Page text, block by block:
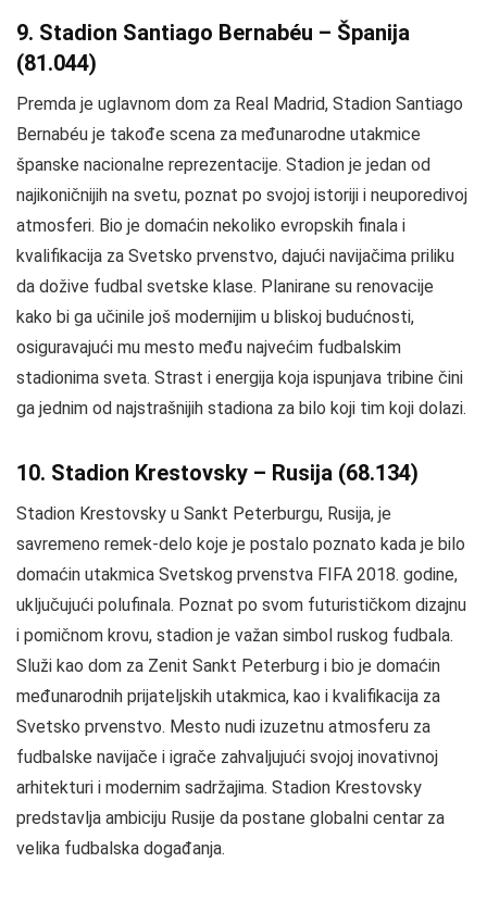
9. Stadion Santiago Bernabéu – Španija
(81.044)
Premda je uglavnom dom za Real Madrid, Stadion Santiago
Bernabéu je takođe scena za međunarodne utakmice
španske nacionalne reprezentacije. Stadion je jedan od
najikoničnijih na svetu, poznat po svojoj istoriji i neuporedivoj
atmosferi. Bio je domaćin nekoliko evropskih finala i
kvalifikacija za Svetsko prvenstvo, dajući navijačima priliku
da dožive fudbal svetske klase. Planirane su renovacije
kako bi ga učinile još modernijim u bliskoj budućnosti,
osiguravajući mu mesto među najvećim fudbalskim
stadionima sveta. Strast i energija koja ispunjava tribine čini
ga jednim od najstrašnijih stadiona za bilo koji tim koji dolazi.
10. Stadion Krestovsky – Rusija (68.134)
Stadion Krestovsky u Sankt Peterburgu, Rusija, je
savremeno remek-delo koje je postalo poznato kada je bilo
domaćin utakmica Svetskog prvenstva FIFA 2018. godine,
uključujući polufinala. Poznat po svom futurističkom dizajnu
i pomičnom krovu, stadion je važan simbol ruskog fudbala.
Služi kao dom za Zenit Sankt Peterburg i bio je domaćin
međunarodnih prijateljskih utakmica, kao i kvalifikacija za
Svetsko prvenstvo. Mesto nudi izuzetnu atmosferu za
fudbalske navijače i igrače zahvaljujući svojoj inovativnoj
arhitekturi i modernim sadržajima. Stadion Krestovsky
predstavlja ambiciju Rusije da postane globalni centar za
velika fudbalska događanja.